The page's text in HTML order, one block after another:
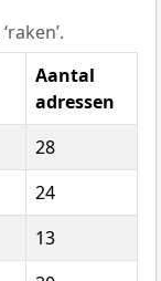
Aantal
adressen
28
24
13